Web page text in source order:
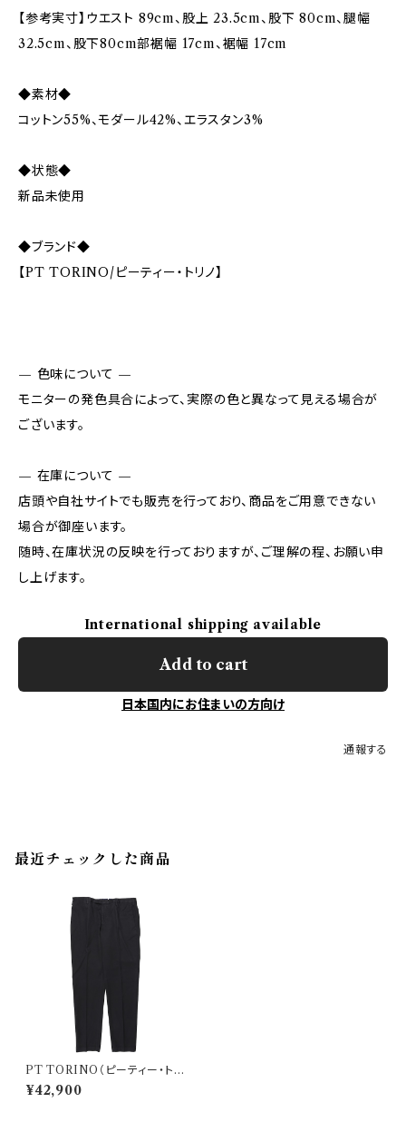
【参考実寸】ウエスト 89cm、股上 23.5cm、股下 80cm、腿幅
32.5cm、股下80cm部裾幅 17cm、裾幅 17cm
◆素材◆
コットン55%、モダール42%、エラスタン3%
◆状態◆
新品未使用
◆ブランド◆
【PT TORINO/ピーティー・トリノ】
— 色味について —
モニターの発色具合によって、実際の色と異なって見える場合が
ございます。
— 在庫について —
店頭や自社サイトでも販売を行っており、商品をご用意できない
場合が御座います。
随時、在庫状況の反映を行っておりますが、ご理解の程、お願い申
し上げます。
International shipping available
Add to cart
日本国内にお住まいの方向け
通報する
最近チェックした商品
PT TORINO（ピーティー・トリ
ノ） パンツ SKINNY FIT 336
40
¥42,900